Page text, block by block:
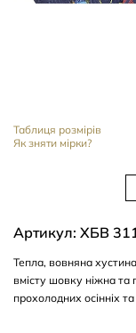
Таблиця розмірів
Як зняти мірки?
Артикул: ХБВ
Тепла, вовняна
вмісту шовку ніжна
прохолодних осінніх